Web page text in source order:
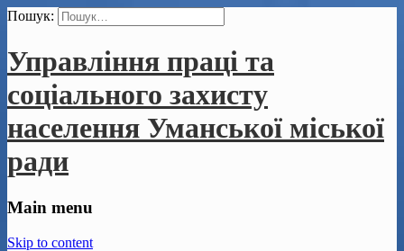
Пошук:
Управління праці та
соціального захисту
населення Уманської міської
ради
Main menu
Skip to content